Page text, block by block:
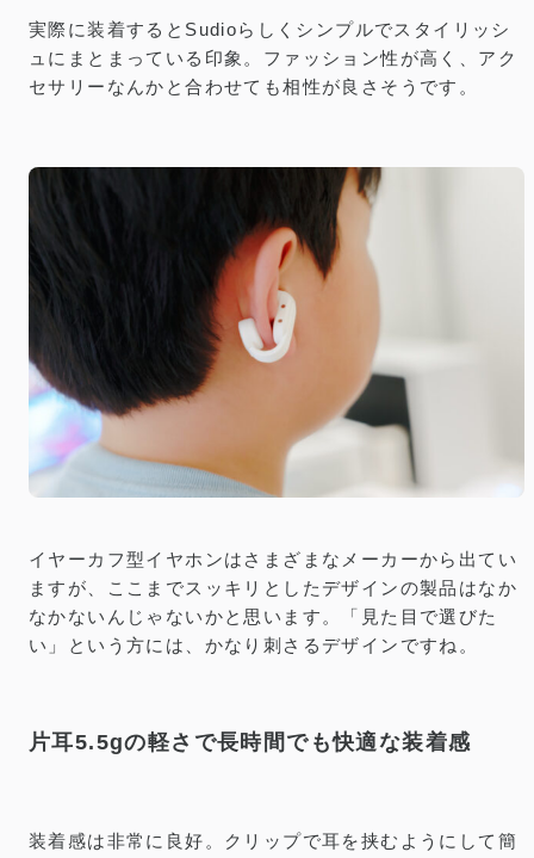
実際に装着するとSudioらしくシンプルでスタイリッシ
ュにまとまっている印象。ファッション性が高く、アク
セサリーなんかと合わせても相性が良さそうです。
イヤーカフ型イヤホンはさまざまなメーカーから出てい
ますが、ここまでスッキリとしたデザインの製品はなか
なかないんじゃないかと思います。「見た目で選びた
い」という方には、かなり刺さるデザインですね。
片耳5.5gの軽さで長時間でも快適な装着感
装着感は非常に良好。クリップで耳を挟むようにして簡